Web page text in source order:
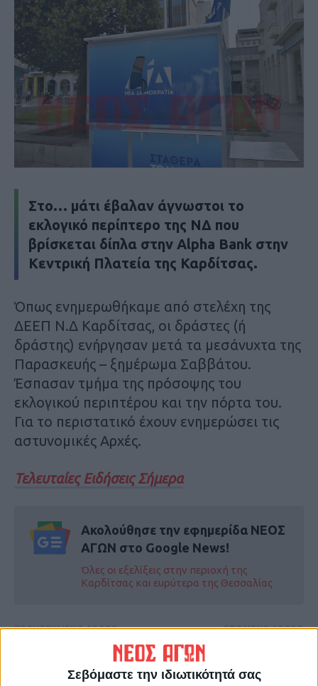
Σεβόμαστε την ιδιωτικότητά σας
Στο… μάτι έβαλαν άγνωστοι το
εκλογικό περίπτερο της ΝΔ που
βρίσκεται δίπλα στην Alpha Bank στην
Κεντρική Πλατεία της Καρδίτσας.
Όπως ενημερωθήκαμε από στελέχη της
ΔΕΕΠ Ν.Δ Καρδίτσας, οι δράστες (ή
δράστης) ενήργησαν μετά τα μεσάνυχτα της
Παρασκευής – ξημέρωμα Σαββάτου.
Έσπασαν τμήμα της πρόσοψης του
εκλογικού περιπτέρου και την πόρτα του.
Για το περιστατικό έχουν ενημερώσει τις
αστυνομικές Αρχές.
Τελευταίες Ειδήσεις Σήμερα
Ακολούθησε την εφημερίδα ΝΕΟΣ
ΑΓΩΝ στο Google News!
Όλες οι εξελίξεις στην περιοχή της
Καρδίτσας και ευρύτερα της Θεσσαλίας
ΠΡΟΗΓΟΥΜΕΝΟ ΑΡΘΡΟ
Ο Γιάννης Μπουρούσης
αποκαλύπτει τα «μυστικά»
της θέσης που αγωνιζόταν
ΕΠΟΜΕΝΟ ΑΡΘΡΟ
Επιμένουν οι έντονες
Καρδίτσα